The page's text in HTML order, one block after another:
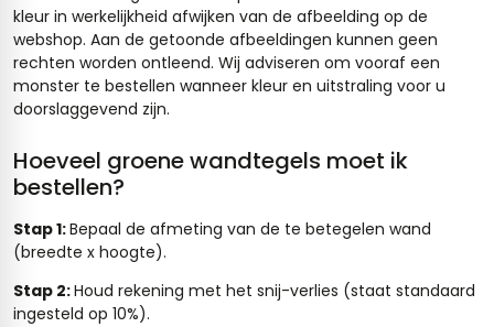
kleur in werkelijkheid afwijken van de afbeelding op de
webshop. Aan de getoonde afbeeldingen kunnen geen
rechten worden ontleend. Wij adviseren om vooraf een
monster te bestellen wanneer kleur en uitstraling voor u
doorslaggevend zijn.
Hoeveel groene wandtegels moet ik
bestellen?
Stap 1:Bepaal de afmeting van de te betegelen wand
(breedte x hoogte).
Stap 2:Houd rekening met het snij-verlies (staat standaard
ingesteld op 10%).